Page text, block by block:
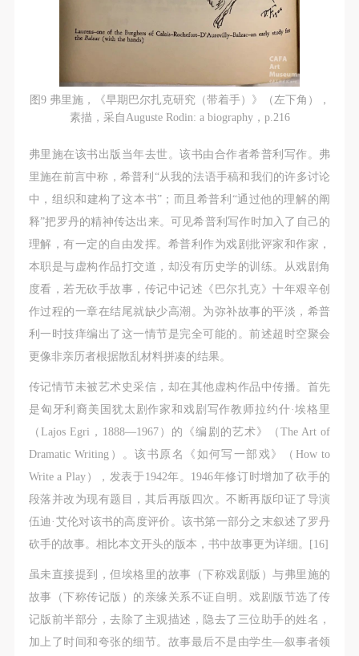
图9 弗里施，《早期巴尔扎克研究（带着手）》（左下角），
素描，采自Auguste Rodin: a biography，p.216
弗里施在该书出版当年去世。该书由合作者希普利写作。弗
里施在前言中称，希普利“从我的法语手稿和我们的许多讨论
中，组织和建构了这本书”；而且希普利“通过他的理解的阐
释”把罗丹的精神传达出来。可见希普利写作时加入了自己的
理解，有一定的自由发挥。希普利作为戏剧批评家和作家，
本职是与虚构作品打交道，却没有历史学的训练。从戏剧角
度看，若无砍手故事，传记中记述《巴尔扎克》十年艰辛创
作过程的一章在结尾就缺少高潮。为弥补故事的平淡，希普
利一时技痒编出了这一情节是完全可能的。前述超时空聚会
更像非亲历者根据散乱材料拼凑的结果。
传记情节未被艺术史采信，却在其他虚构作品中传播。首先
是匈牙利裔美国犹太剧作家和戏剧写作教师拉约什·埃格里
（Lajos Egri，1888—1967）的《编剧的艺术》（The Art of
Dramatic Writing）。该书原名《如何写一部戏》（How to
Write a Play），发表于1942年。1946年修订时增加了砍手的
段落并改为现有题目，其后再版四次。不断再版印证了导演
伍迪·艾伦对该书的高度评价。该书第一部分之末叙述了罗丹
砍手的故事。相比本文开头的版本，书中故事更为详细。[16]
虽未直接提到，但埃格里的故事（下称戏剧版）与弗里施的
故事（下称传记版）的亲缘关系不证自明。戏剧版节选了传
记版前半部分，去除了主观描述，隐去了三位助手的姓名，
加上了时间和夸张的细节。故事最后不是由学生—叙事者领